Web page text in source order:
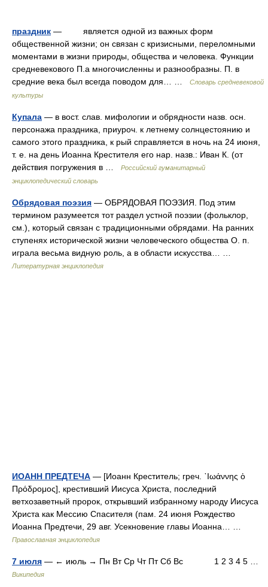
праздник — является одной из важных форм
общественной жизни; он связан с кризисными, переломными
моментами в жизни природы, общества и человека. Функции
средневекового П.а многочисленны и разнообразны. П. в
средние века был всегда поводом для… …
Словарь средневековой
культуры
Купала — в вост. слав. мифологии и обрядности назв. осн.
персонажа праздника, приуроч. к летнему солнцестоянию и
самого этого праздника, к рый справляется в ночь на 24 июня,
т. е. на день Иоанна Крестителя его нар. назв.: Иван К. (от
действия погружения в …
Российский гуманитарный
энциклопедический словарь
Обрядовая поэзия — ОБРЯДОВАЯ ПОЭЗИЯ. Под этим
термином разумеется тот раздел устной поэзии (фольклор,
см.), который связан с традиционными обрядами. На ранних
ступенях исторической жизни человеческого общества О. п.
играла весьма видную роль, а в области искусства… …
Литературная энциклопедия
ИОАНН ПРЕДТЕЧА — [Иоанн Креститель; греч. ᾿Ιωάννης ὁ
Πρόδρομος], крестивший Иисуса Христа, последний
ветхозаветный пророк, открывший избранному народу Иисуса
Христа как Мессию Спасителя (пам. 24 июня Рождество
Иоанна Предтечи, 29 авг. Усекновение главы Иоанна… …
Православная энциклопедия
7 июля — ← июль → Пн Вт Ср Чт Пт Сб Вс 1 2 3 4 5 …
Википедия